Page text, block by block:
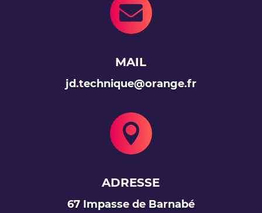

MAIL
jd.technique@orange.fr

ADRESSE
67 Impasse de Barnabé